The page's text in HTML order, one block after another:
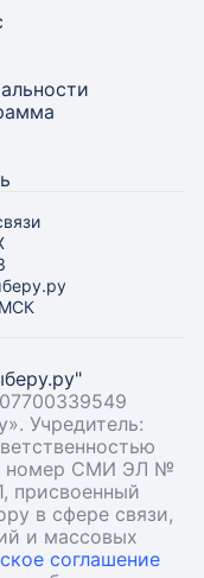
Учредитель:
номер СМИ ЭЛ №
присвоенный
в сфере связи,
и массовых
соглашение